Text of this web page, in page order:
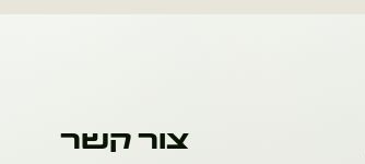
צור קשר